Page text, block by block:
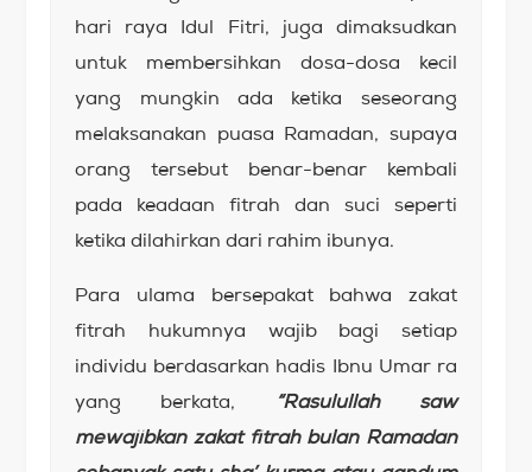
hari raya Idul Fitri, juga dimaksudkan
untuk membersihkan dosa-dosa kecil
yang mungkin ada ketika seseorang
melaksanakan puasa Ramadan, supaya
orang tersebut benar-benar kembali
pada keadaan fitrah dan suci seperti
ketika dilahirkan dari rahim ibunya.
Para ulama bersepakat bahwa zakat
fitrah hukumnya wajib bagi setiap
individu berdasarkan hadis Ibnu Umar ra
yang berkata, “Rasulullah saw
mewajibkan zakat fitrah bulan Ramadan